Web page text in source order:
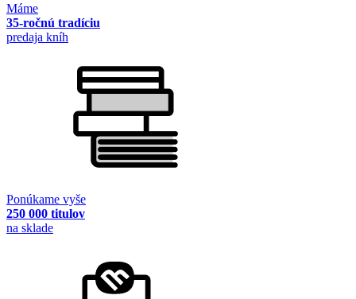
Máme
35-ročnú tradíciu
predaja kníh
Ponúkame vyše
250 000 titulov
na sklade